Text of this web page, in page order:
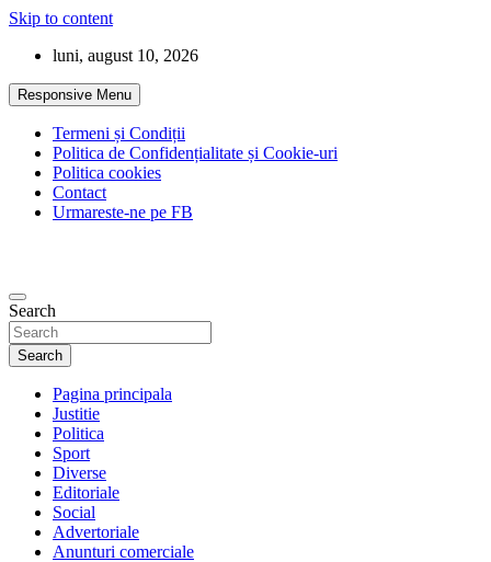
Skip to content
luni, august 10, 2026
Responsive Menu
Termeni și Condiții
Politica de Confidențialitate și Cookie-uri
Politica cookies
Contact
Urmareste-ne pe FB
Search
Search
Pagina principala
Justitie
Politica
Sport
Diverse
Editoriale
Social
Advertoriale
Anunturi comerciale